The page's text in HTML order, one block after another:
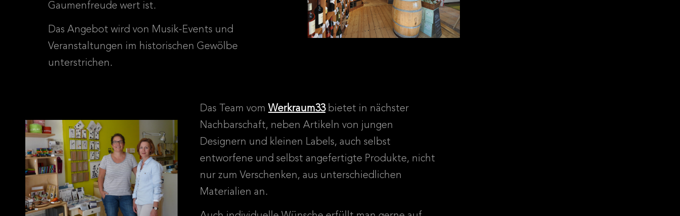
Gaumenfreude wert ist.
Das Angebot wird von Musik-Events und
Veranstaltungen im historischen Gewölbe
unterstrichen.
Das Team vomWerkraum33bietet in nächster
Nachbarschaft, neben Artikeln von jungen
Designern und kleinen Labels, auch selbst
entworfene und selbst angefertigte Produkte, nicht
nur zum Verschenken, aus unterschiedlichen
Materialien an.